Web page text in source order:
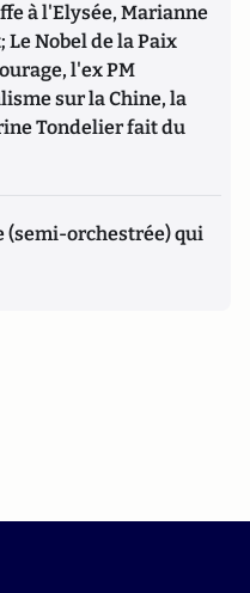
à l'Elysée, Marianne
Nobel de la Paix
l'ex PM
sur la Chine, la
Tondelier fait du
(semi-orchestrée) qui